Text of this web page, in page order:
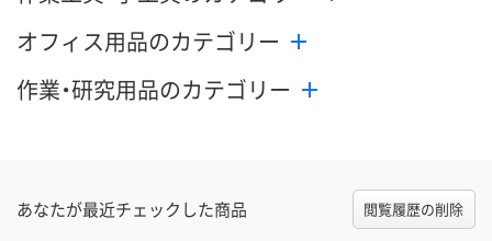
オフィス用品のカテゴリー
作業・研究用品のカテゴリー
あなたが最近チェックした商品 閲覧履歴の削除